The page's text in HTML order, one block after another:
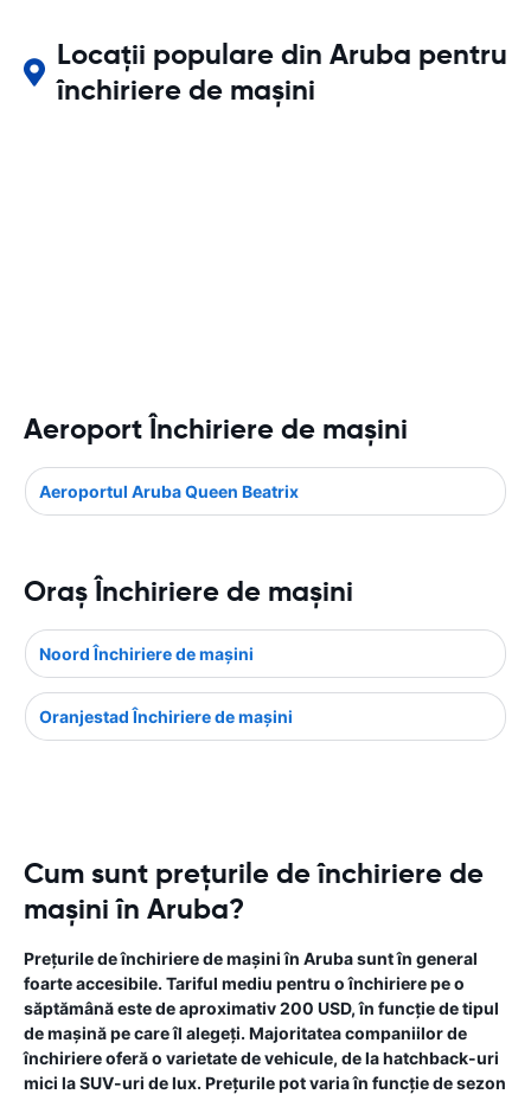
Locații populare din Aruba pentru
închiriere de mașini
Aeroport Închiriere de maşini
Aeroportul Aruba Queen Beatrix
Oraş Închiriere de maşini
Noord Închiriere de maşini
Oranjestad Închiriere de maşini
Cum sunt prețurile de închiriere de
mașini în Aruba?
Prețurile de închiriere de mașini în Aruba sunt în general
foarte accesibile. Tariful mediu pentru o închiriere pe o
săptămână este de aproximativ 200 USD, în funcție de tipul
de mașină pe care îl alegeți. Majoritatea companiilor de
închiriere oferă o varietate de vehicule, de la hatchback-uri
mici la SUV-uri de lux. Prețurile pot varia în funcție de sezon